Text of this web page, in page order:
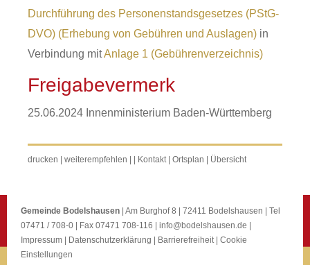
Durchführung des Personenstandsgesetzes (PStG-
DVO) (Erhebung von Gebühren und Auslagen) in
Verbindung mitAnlage 1 (Gebührenverzeichnis)
Freigabevermerk
25.06.2024 Innenministerium Baden-Württemberg
drucken weiterempfehlen Kontakt| Ortsplan Übersicht
Gemeinde Bodelshausen | Am Burghof 8 | 72411 Bodelshausen | Tel
07471 / 708-0 | Fax 07471 708-116 | info@bodelshausen.de
Impressum
Datenschutzerklärung Barrierefreiheit| Cookie
Einstellungen